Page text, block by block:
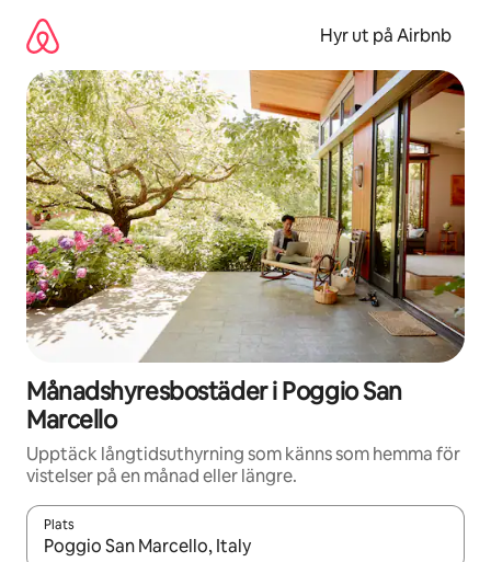
innehåll
Hyr ut på Airbnb
Månadshyresbostäder i Poggio San
Marcello
Upptäck långtidsuthyrning som känns som hemma för
vistelser på en månad eller längre.
Plats
När resultaten är tillgängliga kan du navigera med upp- och